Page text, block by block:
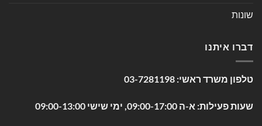
שונות
דברו איתנו
טלפון משרד ראשי: 03-7281198
שעות פעילות: א-ה 09:00-17:00, ימי שישי 09:00-13:00